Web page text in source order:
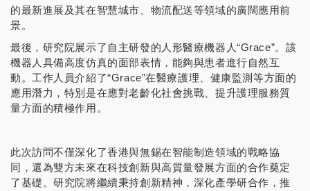
的最新進展及其在智慧城市、物流配送等領域的廣闊應用前
景。
最後，研究院展示了自主研發的人形醫療機器人“Grace”。該
機器人具備高度仿真的面部表情，能夠與患者進行自然互
動。工作人員介紹了“Grace”在醫療護理、健康監測等方面的
應用潛力，特別是在應對老齡化社會挑戰、提升護理服務質
量方面的積極作用。
此次訪問不僅深化了香港與無錫在智能制造領域的戰略協
同，還為雙方未來在科技創新與高質量發展方面的合作奠定
了基礎。研究院將繼續秉持創新精神，深化產學研合作，推